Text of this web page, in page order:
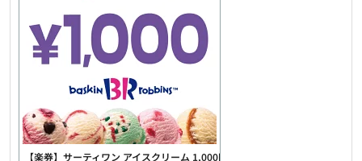
【楽券】サーティワン アイスクリーム 1,000円 デジタルギフト 1枚